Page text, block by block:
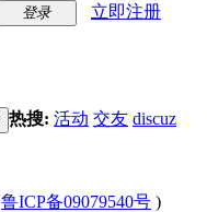
登录
立即注册
热搜: 活动 交友 discuz
鲁ICP备09079540号 )